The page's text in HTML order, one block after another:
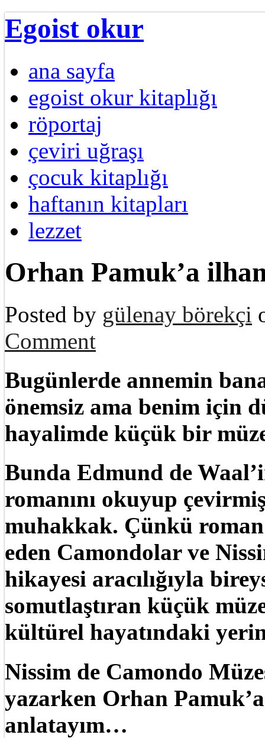
Egoist okur
ana sayfa
egoist okur kitaplığı
röportaj
çeviri uğraşı
çocuk kitaplığı
haftanın kitapları
lezzet
Orhan Pamuk’a
Posted by gülenay börekçi
Comment
Bugünlerde annemin
önemsiz ama benim için
hayalimde küçük bir
Bunda Edmund de
romanını okuyup
muhakkak. Çünkü
eden Camondolar ve
hikayesi aracılığıyla
somutlaştıran küçük
kültürel hayatındaki
Nissim de Camondo
yazarken Orhan
anlatayım…